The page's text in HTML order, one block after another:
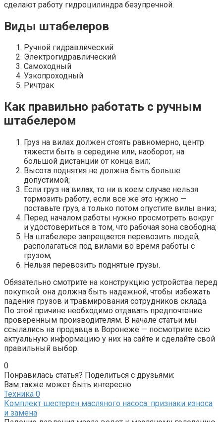
сделают работу гидроцилиндра безупречной.
Виды штабелеров
Ручной гидравлический
Электрогидравлический
Самоходный
Узкопроходный
Ричтрак
Как правильно работать с ручным
штабелером
Груз на вилах должен стоять равномерно, центр
тяжести быть в середине или, наоборот, на
большой дистанции от конца вил;
Высота поднятия не должна быть больше
допустимой;
Если груз на вилах, то ни в коем случае нельзя
тормозить работу, если все же это нужно —
поставьте груз, а только потом опустите вилы вниз;
Перед началом работы нужно просмотреть вокруг
и удостовериться в том, что рабочая зона свободна;
На штабелере запрещается перевозить людей,
располагаться под вилами во время работы с
грузом;
Нельзя перевозить поднятые грузы.
Обязательно смотрите на конструкцию устройства перед
покупкой: она должна быть надежной, чтобы избежать
падения грузов и травмирования сотрудников склада.
По этой причине необходимо отдавать предпочтение
проверенным производителям. В начале статьи мы
ссылались на продавца в Воронеже — посмотрите всю
актуальную информацию у них на сайте и сделайте свой
правильный выбор.
0
Понравилась статья? Поделиться с друзьями:
Вам также может быть интересно
Техника 0
Комплект шестерен масляного насоса: признаки износа
и замена